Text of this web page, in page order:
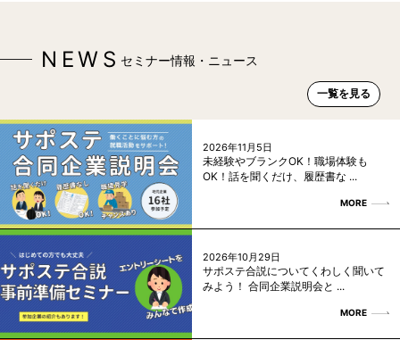
NEWS セミナー情報・ニュース
一覧を見る
2026年11月5日
未経験やブランクOK！職場体験も
OK！話を聞くだけ、履歴書な ...
MORE
2026年10月29日
サポステ合説についてくわしく聞いて
みよう！ 合同企業説明会と ...
MORE